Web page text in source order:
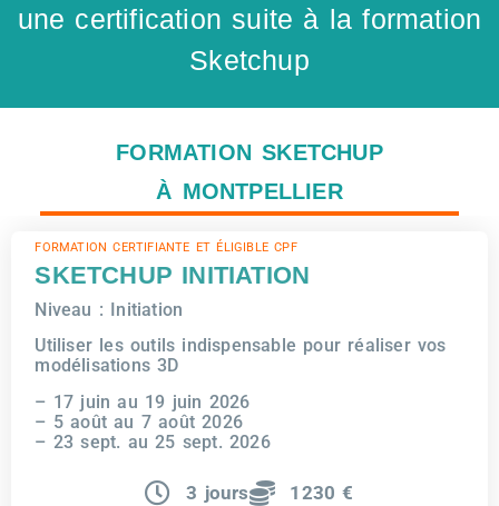
une certification suite à la formation
Sketchup
FORMATION SKETCHUP
À MONTPELLIER
FORMATION CERTIFIANTE ET ÉLIGIBLE CPF
SKETCHUP INITIATION
Niveau : Initiation
Utiliser les outils indispensable pour réaliser vos
modélisations 3D
– 17 juin au 19 juin 2026
– 5 août au 7 août 2026
– 23 sept. au 25 sept. 2026
3 jours 1230 €